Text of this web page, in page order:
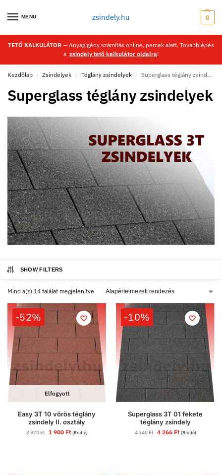
MENU zsindely.hu 0
TETŐ KALKULÁTOR — Anyagigény számítás online, percek alatt. Továbblépés
a zsindely tető kalkulátor oldalra!
Kezdőlap / Zsindelyek / Téglány zsindelyek / Superglass téglány zsindelyek
Superglass téglány zsindelyek
SHOW FILTERS
Mind a(z) 14 találat megjelenítve
-52%
Elfogyott
Easy 3T 10 vörös téglány
zsindely II. osztály
3 970Ft 1 900 Ft (Bruttó)
-10%
Superglass 3T 01 fekete
téglány zsindely
4 740Ft 4 266 Ft (Bruttó)